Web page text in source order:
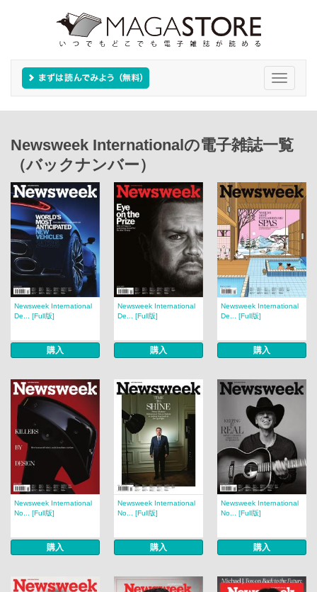
Toggle
Newsweek Internationalの電子雑誌一覧
（バックナンバー）
Newsweek International
De... [Full版]
購入
Newsweek International
De... [Full版]
購入
Newsweek International
De... [Full版]
購入
Newsweek International
No... [Full版]
購入
Newsweek International
No... [Full版]
購入
Newsweek International
No... [Full版]
購入